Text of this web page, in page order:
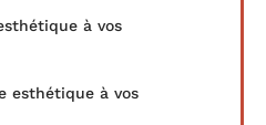
à vos
esthétique à vos